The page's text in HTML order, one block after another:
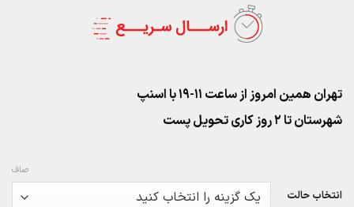
تهران همین امروز از ساعت ۱۱-۱۹ با اسنپ
شهرستان تا 2 روز کاری تحویل پست
انتخاب حالت
صاف